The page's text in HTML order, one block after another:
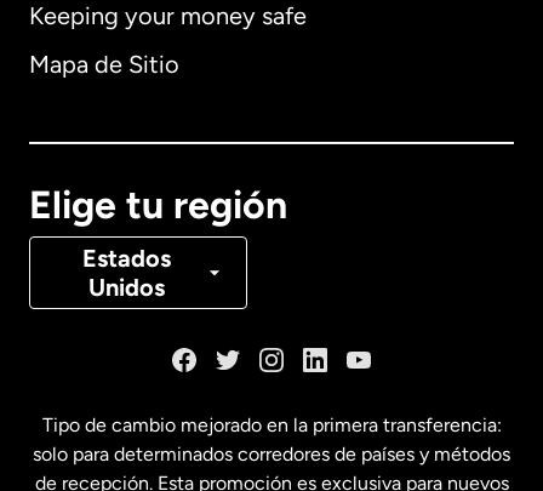
Keeping your money safe
Mapa de Sitio
Elige tu región
Estados
Unidos
Alemania
Canadá Français
Estados Unidos English
Tipo de cambio mejorado en la primera transferencia:
solo para determinados corredores de países y métodos
de recepción. Esta promoción es exclusiva para nuevos